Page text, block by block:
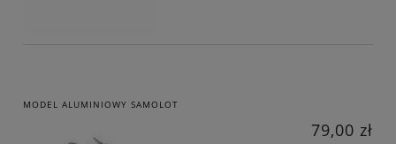
MODEL ALUMINIOWY SAMOLOT
79,00 zł